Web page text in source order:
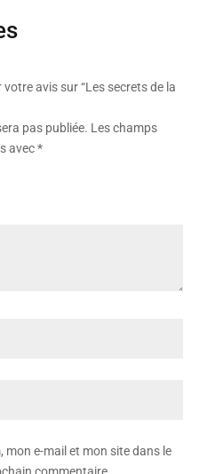
avis sur “Les secrets de la
pas publiée. Les champs
avec*
mon e-mail et mon site dans le